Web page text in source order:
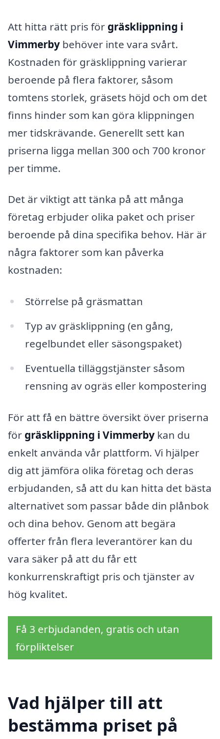
Att hitta rätt pris för gräsklippning i
Vimmerby behöver inte vara svårt.
Kostnaden för gräsklippning varierar
beroende på flera faktorer, såsom
tomtens storlek, gräsets höjd och om det
finns hinder som kan göra klippningen
mer tidskrävande. Generellt sett kan
priserna ligga mellan 300 och 700 kronor
per timme.
Det är viktigt att tänka på att många
företag erbjuder olika paket och priser
beroende på dina specifika behov. Här är
några faktorer som kan påverka
kostnaden:
Störrelse på gräsmattan
Typ av gräsklippning (en gång,
regelbundet eller säsongspaket)
Eventuella tilläggstjänster såsom
rensning av ogräs eller kompostering
För att få en bättre översikt över priserna
för gräsklippning i Vimmerby kan du
enkelt använda vår plattform. Vi hjälper
dig att jämföra olika företag och deras
erbjudanden, så att du kan hitta det bästa
alternativet som passar både din plånbok
och dina behov. Genom att begära
offerter från flera leverantörer kan du
vara säker på att du får ett
konkurrenskraftigt pris och tjänster av
hög kvalitet.
Få 3 erbjudanden, gratis och utan
förpliktelser
Vad hjälper till att
bestämma priset på